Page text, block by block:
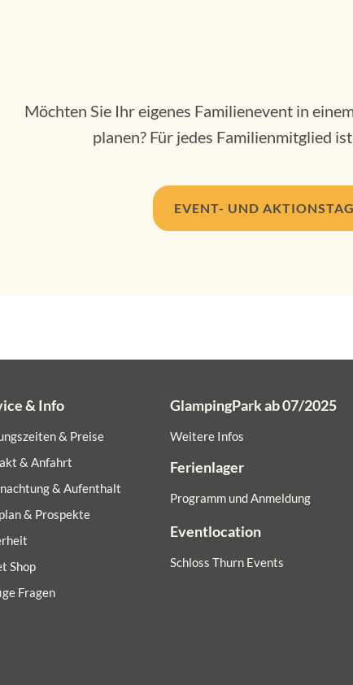
Möchten Sie Ihr eigenes Familienevent in
planen? Für jedes Familienmitglied
EVENT- UND
& Info
& Preise
& Anfahrt
& Aufenthalt
& Prospekte
Shop
Fragen
GlampingPark ab 07/2025
Weitere Infos
Ferienlager
Programm und Anmeldung
Eventlocation
Schloss Thurn Events